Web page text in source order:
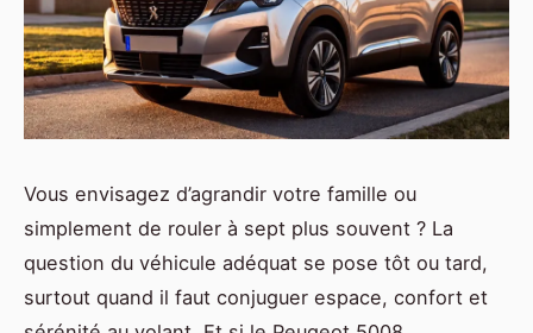
Vous envisagez d’agrandir votre famille ou
simplement de rouler à sept plus souvent ? La
question du véhicule adéquat se pose tôt ou tard,
surtout quand il faut conjuguer espace, confort et